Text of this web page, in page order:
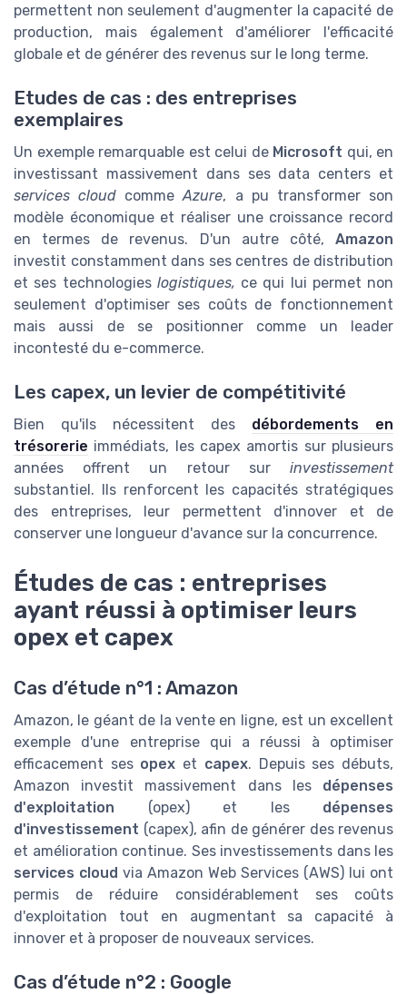
permettent non seulement d'augmenter la capacité de
production, mais également d'améliorer l'efficacité
globale et de générer des revenus sur le long terme.
Etudes de cas : des entreprises
exemplaires
Un exemple remarquable est celui de Microsoft qui, en
investissant massivement dans ses data centers et
services cloud commeAzure, a pu transformer son
modèle économique et réaliser une croissance record
en termes de revenus. D'un autre côté, Amazon
investit constamment dans ses centres de distribution
et ses technologies logistiques, ce qui lui permet non
seulement d'optimiser ses coûts de fonctionnement
mais aussi de se positionner comme un leader
incontesté du e-commerce.
Les capex, un levier de compétitivité
Bien qu'ils nécessitent des débordements en
trésorerie immédiats, les capex amortis sur plusieurs
années offrent un retour sur investissement
substantiel. Ils renforcent les capacités stratégiques
des entreprises, leur permettent d'innover et de
conserver une longueur d'avance sur la concurrence.
Études de cas : entreprises
ayant réussi à optimiser leurs
opex et capex
Cas d’étude n°1 : Amazon
Amazon, le géant de la vente en ligne, est un excellent
exemple d'une entreprise qui a réussi à optimiser
efficacement ses opex et capex. Depuis ses débuts,
Amazon investit massivement dans les dépenses
d'exploitation (opex) et les dépenses
d'investissement (capex), afin de générer des revenus
et amélioration continue. Ses investissements dans les
services cloud via Amazon Web Services (AWS) lui ont
permis de réduire considérablement ses coûts
d'exploitation tout en augmentant sa capacité à
innover et à proposer de nouveaux services.
Cas d’étude n°2 : Google